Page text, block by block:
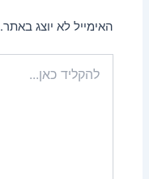
האימייל לא יוצג באתר.
כאן...